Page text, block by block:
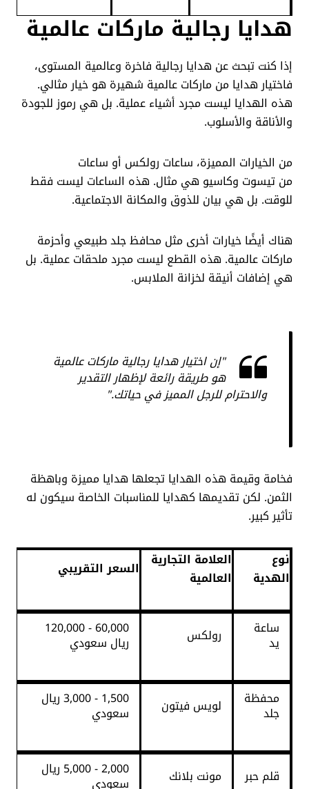
هدايا رجالية ماركات عالمية
إذا كنت تبحث عن هدايا رجالية فاخرة وعالمية المستوى،
فاختيار هدايا من ماركات عالمية شهيرة هو خيار مثالي.
هذه الهدايا ليست مجرد أشياء عملية. بل هي رموز للجودة
والأناقة والأسلوب.
من الخيارات المميزة، ساعات رولكس أو ساعات
من تيسوت وكاسيو هي مثال. هذه الساعات ليست فقط
للوقت. بل هي بيان للذوق والمكانة الاجتماعية.
هناك أيضًا خيارات أخرى مثل محافظ جلد طبيعي وأحزمة
ماركات عالمية. هذه القطع ليست مجرد ملحقات عملية. بل
هي إضافات أنيقة لخزانة الملابس.
"إن اختيار هدايا رجالية ماركات عالمية
هو طريقة رائعة لإظهار التقدير
والاحترام للرجل المميز في حياتك."
فخامة وقيمة هذه الهدايا تجعلها هدايا مميزة وباهظة
الثمن. لكن تقديمها كهدايا للمناسبات الخاصة سيكون له
تأثير كبير.
نوع
الهدية
العلامة التجارية
العالمية
السعر التقريبي
ساعة
يد رولكس 60,000 - 120,000
ريال سعودي
محفظة
جلد لويس فيتون 1,500 - 3,000 ريال
سعودي
قلم حبر مونت بلانك 2,000 - 5,000 ريال
سعودي